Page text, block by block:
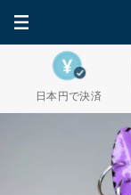
日本円で決済